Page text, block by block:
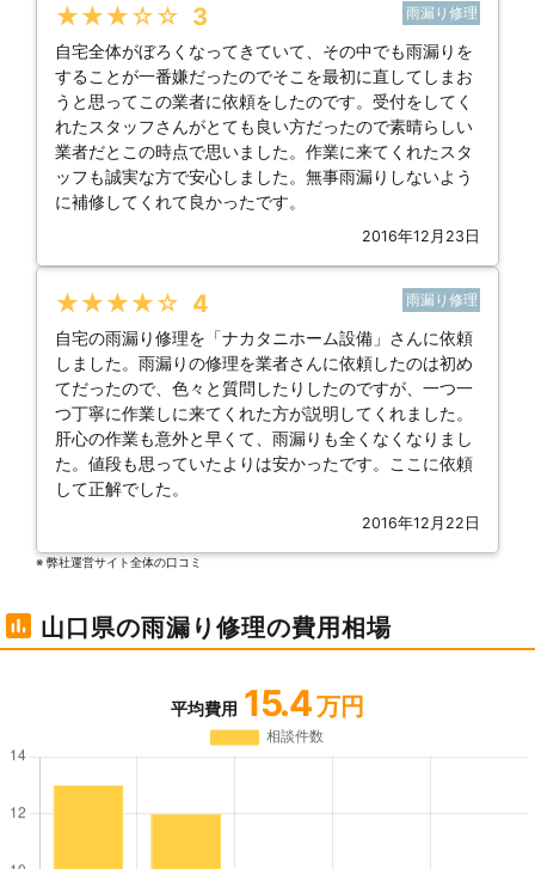
★★★★★ 3 雨漏り修理
自宅全体がぼろくなってきていて、その中でも雨漏りを
することが一番嫌だったのでそこを最初に直してしまお
うと思ってこの業者に依頼をしたのです。受付をしてく
れたスタッフさんがとても良い方だったので素晴らしい
業者だとこの時点で思いました。作業に来てくれたスタ
ッフも誠実な方で安心しました。無事雨漏りしないよう
に補修してくれて良かったです。
2016年12月23日
★★★★★ 4 雨漏り修理
自宅の雨漏り修理を「ナカタニホーム設備」さんに依頼
しました。雨漏りの修理を業者さんに依頼したのは初め
てだったので、色々と質問したりしたのですが、一つ一
つ丁寧に作業しに来てくれた方が説明してくれました。
肝心の作業も意外と早くて、雨漏りも全くなくなりまし
た。値段も思っていたよりは安かったです。ここに依頼
して正解でした。
2016年12月22日
※ 弊社運営サイト全体の⼝コミ
山口県の雨漏り修理の費用相場
平均費用 15.4 万円